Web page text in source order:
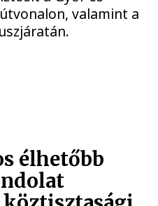
valamint a
élhetőbb